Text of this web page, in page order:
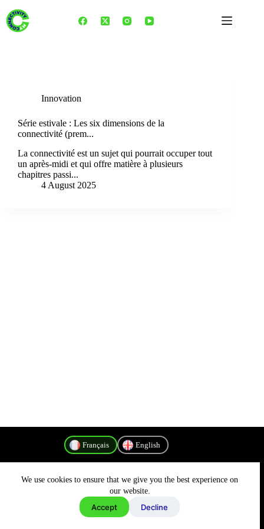
content
We use cookies to ensure that we give you the best experience on
our website.
Accept Decline
Innovation
Série estivale : Les six dimensions de la
connectivité (prem...
La connectivité est un sujet qui pourrait occuper tout
un après-midi et qui offre matière à plusieurs
chapitres passi...
4 August 2025
Français English
Politique de confidentialité
Copyright © 2026 - MyConnectivity